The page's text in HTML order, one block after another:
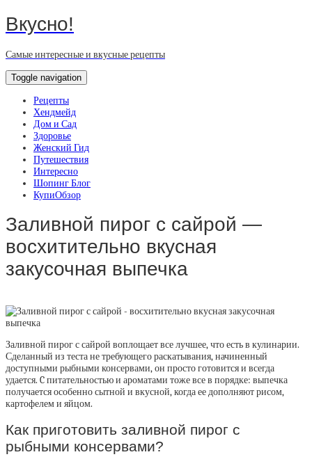
Вкусно!
Самые интересные и вкусные рецепты
Toggle navigation
Рецепты
Хендмейд
Дом и Сад
Здоровье
Женский Гид
Путешествия
Интересно
Шопинг Блог
КупиОбзор
Заливной пирог с сайрой —
восхитительно вкусная
закусочная выпечка
Заливной пирог с сайрой воплощает все лучшее, что есть в кулинарии.
Сделанный из теста не требующего раскатывания, начиненный
доступными рыбными консервами, он просто готовится и всегда
удается. C питательностью и ароматами тоже все в порядке: выпечка
получается особенно сытной и вкусной, когда ее дополняют рисом,
картофелем и яйцом.
Как приготовить заливной пирог с
рыбными консервами?